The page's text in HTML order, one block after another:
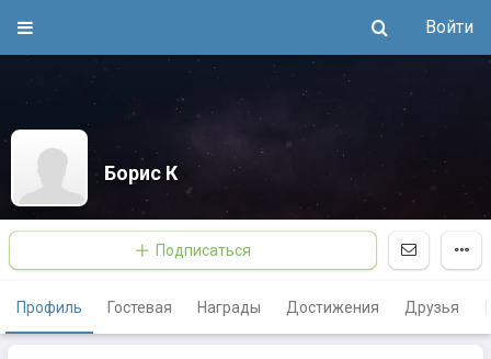
Войти
Борис К
Подписаться
Профиль Гостевая Награды Достижения Друзья